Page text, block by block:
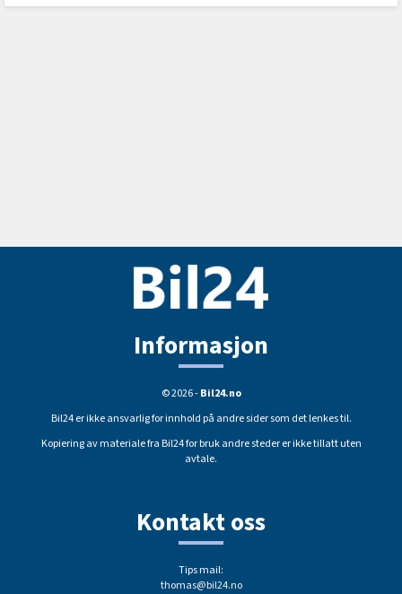
Informasjon
© 2026 -Bil24.no
Bil24 er ikke ansvarlig for innhold på andre sider som det lenkes til.
Kopiering av materiale fra Bil24 for bruk andre steder er ikke tillatt uten
avtale.
Kontakt oss
Tips mail:
thomas@bil24.no